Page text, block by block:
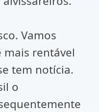
Vamos
rentável
tem notícia.
o